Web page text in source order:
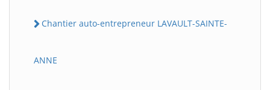
Chantier auto-entrepreneur LAVAULT-SAINTE-
ANNE